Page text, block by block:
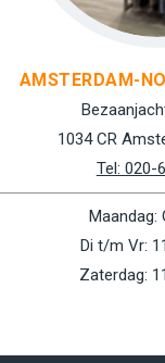
AMSTERDAM-
1034 CR
Tel: 020-
Maandag:
Di t/m Vr:
Zaterdag: